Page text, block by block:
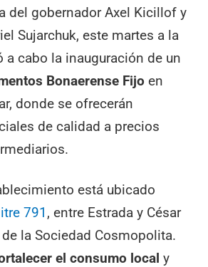
del gobernador Axel Kicillof y
Sujarchuk, este martes a la
a cabo la inauguración de un
Bonaerense Fijo en
donde se ofrecerán
de calidad a precios
está ubicado
791 , entre Estrada y César
la Sociedad Cosmopolita.
el consumo localy